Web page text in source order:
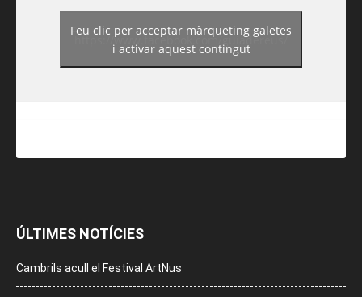
https://www.facebook.com/guiadereus/
Feu clic per acceptar màrqueting galetes
i activar aquest contingut
ÚLTIMES NOTÍCIES
Cambrils acull el Festival ArtNus